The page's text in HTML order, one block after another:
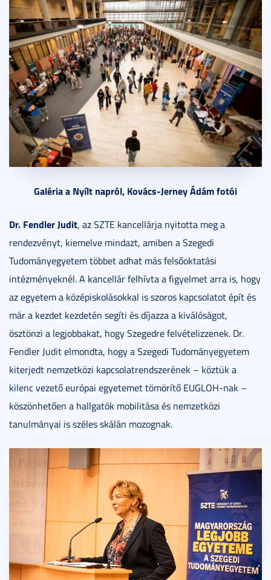
Galéria a Nyílt napról, Kovács-Jerney Ádám fotói
Dr. Fendler Judit, az SZTE kancellárja nyitotta meg a
rendezvényt, kiemelve mindazt, amiben a Szegedi
Tudományegyetem többet adhat más felsőoktatási
intézményeknél. A kancellár felhívta a figyelmet arra is, hogy
az egyetem a középiskolásokkal is szoros kapcsolatot épít és
már a kezdet kezdetén segíti és díjazza a kiválóságot,
ösztönzi a legjobbakat, hogy Szegedre felvételizzenek. Dr.
Fendler Judit elmondta, hogy a Szegedi Tudományegyetem
kiterjedt nemzetközi kapcsolatrendszerének – köztük a
kilenc vezető európai egyetemet tömörítő EUGLOH-nak –
köszönhetően a hallgatók mobilitása és nemzetközi
tanulmányai is széles skálán mozognak.